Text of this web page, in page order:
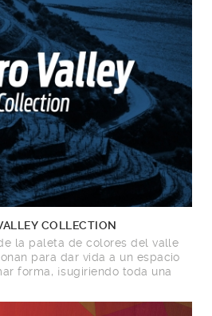
COLLECTION
la paleta de colores del valle
para dar vida a un espacio
forma, ¡sugiriendo toda una